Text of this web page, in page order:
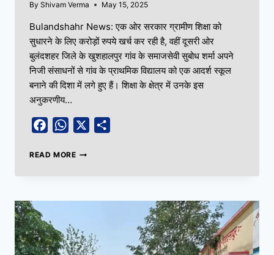
By Shivam Verma May 15, 2025
Bulandshahr News: एक ओर सरकार ग्रामीण शिक्षा को
सुधारने के लिए करोड़ों रुपये खर्च कर रही है, वहीं दूसरी ओर
बुलंदशहर जिले के खुशहालपुर गांव के समाजसेवी सुबोध शर्मा अपने
निजी संसाधनों से गांव के प्राथमिक विद्यालय को एक आदर्श स्कूल
बनाने की दिशा में लगे हुए हैं। शिक्षा के क्षेत्र में उनके इस
अनुकरणीय…
FacebookWhatsApp
READ MORE